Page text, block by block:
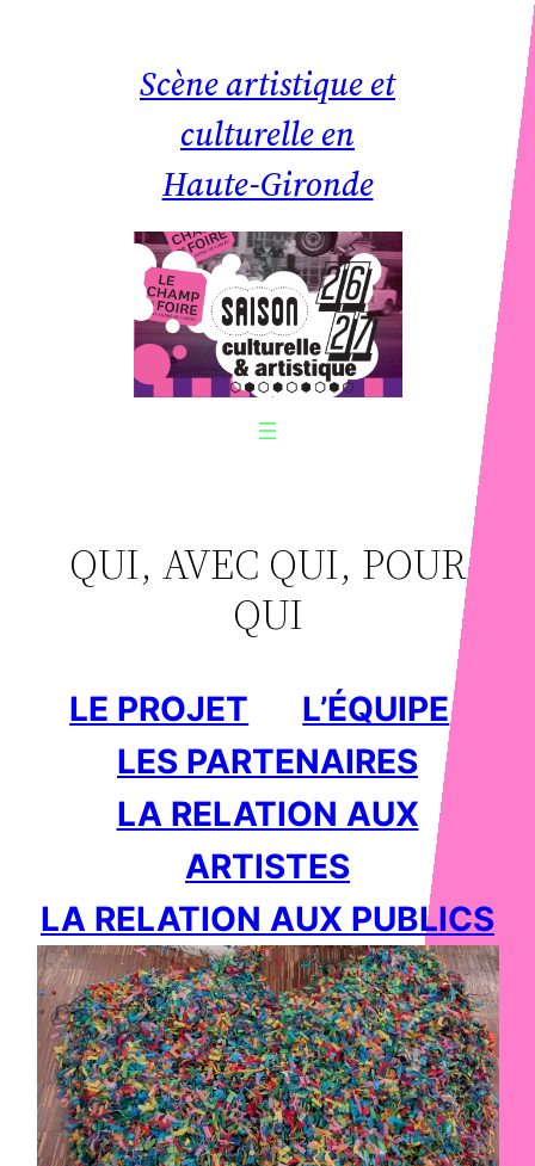
Scène artistique et
culturelle en
Haute-Gironde
QUI, AVEC QUI, POUR
QUI
LE PROJET
L’ÉQUIPE
LES PARTENAIRES
LA RELATION AUX
ARTISTES
LA RELATION AUX PUBLICS